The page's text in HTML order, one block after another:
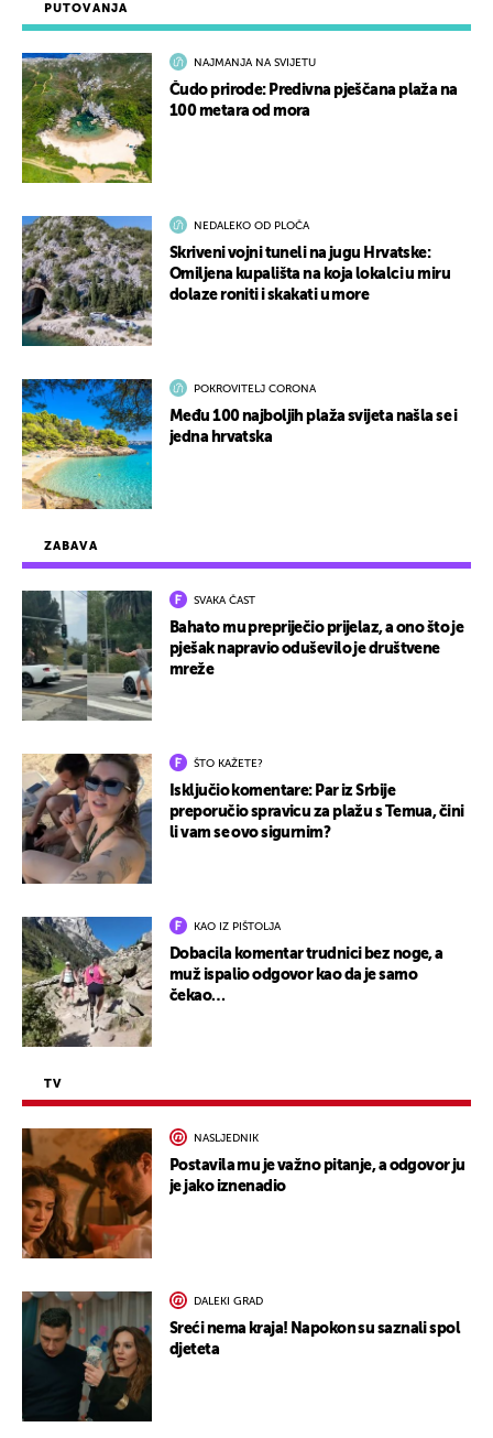
ZABAVA
SVAKA ČAST
Bahato mu prepriječio prijelaz, a ono što je
pješak napravio oduševilo je društvene
mreže
ŠTO KAŽETE?
Isključio komentare: Par iz Srbije
preporučio spravicu za plažu s Temua, čini
li vam se ovo sigurnim?
KAO IZ PIŠTOLJA
Dobacila komentar trudnici bez noge, a
muž ispalio odgovor kao da je samo
čekao…
TV
NASLJEDNIK
Postavila mu je važno pitanje, a odgovor ju
je jako iznenadio
DALEKI GRAD
Sreći nema kraja! Napokon su saznali spol
djeteta
PUTOVANJA
NAJMANJA NA SVIJETU
Čudo prirode: Predivna pješčana plaža na
100 metara od mora
NEDALEKO OD PLOČA
Skriveni vojni tuneli na jugu Hrvatske:
Omiljena kupališta na koja lokalci u miru
dolaze roniti i skakati u more
POKROVITELJ CORONA
Među 100 najboljih plaža svijeta našla se i
jedna hrvatska